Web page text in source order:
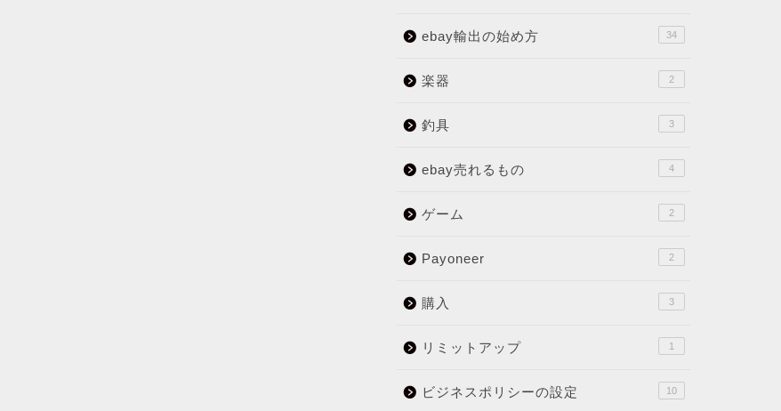
ebay輸出の始め方 34
楽器 2
釣具 3
ebay売れるもの 4
ゲーム 2
Payoneer 2
購入 3
リミットアップ 1
ビジネスポリシーの設定 10